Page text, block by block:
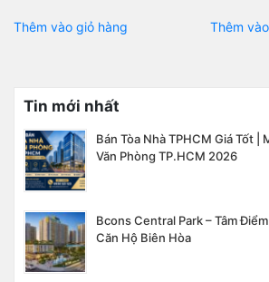
Thêm vào giỏ hàng Thêm
Tin mới nhất
Bán Tòa Nhà TPHCM Giá Tốt |
Văn Phòng TP.HCM 2026
Bcons Central Park – Tâm
Căn Hộ Biên Hòa